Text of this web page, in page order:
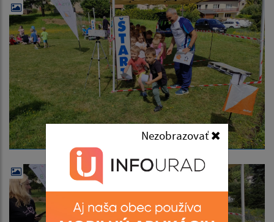
Nezobrazovať